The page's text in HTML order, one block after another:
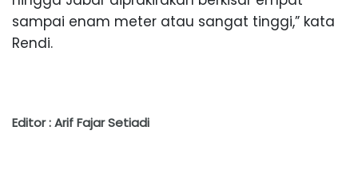
sampai enam meter atau sangat tinggi,” kata
Rendi.
Editor : Arif Fajar Setiadi